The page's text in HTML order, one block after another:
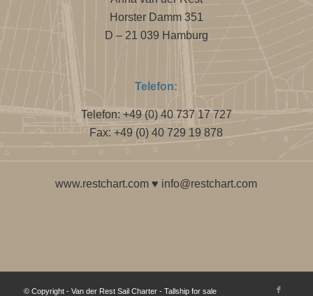
Horster Damm 351
D – 21 039 Hamburg
Telefon:
Telefon: +49 (0) 40 737 17 727
Fax: +49 (0) 40 729 19 878
www.restchart.com ♥ info@restchart.com
© Copyright - Van der Rest Sail Charter - Tallship for sale